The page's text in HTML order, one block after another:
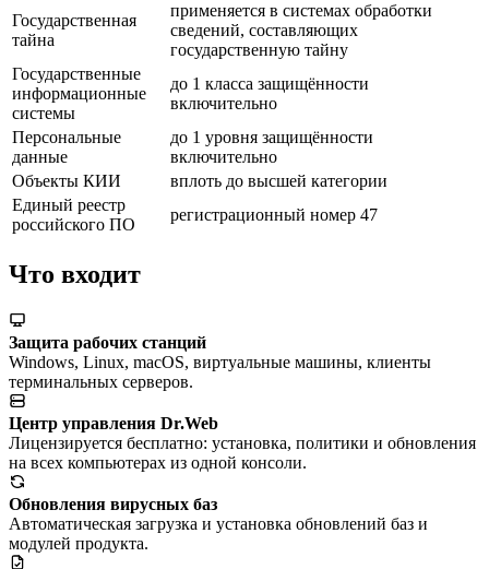
Государственная
тайна
применяется в системах обработки
сведений, составляющих
государственную тайну
Государственные
информационные
системы
до 1 класса защищённости
включительно
Персональные
данные
до 1 уровня защищённости
включительно
Объекты КИИ
вплоть до высшей категории
Единый реестр
российского ПО
регистрационный номер 47
Что входит
Защита рабочих станций
Windows, Linux, macOS, виртуальные машины, клиенты
терминальных серверов.
Центр управления Dr.Web
Лицензируется бесплатно: установка, политики и обновления
на всех компьютерах из одной консоли.
Обновления вирусных баз
Автоматическая загрузка и установка обновлений баз и
модулей продукта.